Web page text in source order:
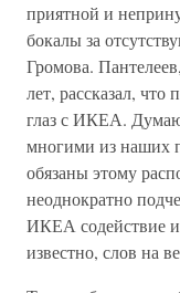
приятной и
бокалы за
Громова.
лет, рассказал, что
глаз с ИКЕА.
многими из наших
обязаны этому
неоднократно
ИКЕА содействие и
известно, слов на